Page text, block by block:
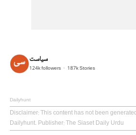
سیاست
124kfollowers 187kStories
Dailyhunt
Disclaimer: This content has not been
Dailyhunt. Publisher: The Siaset Daily Urdu